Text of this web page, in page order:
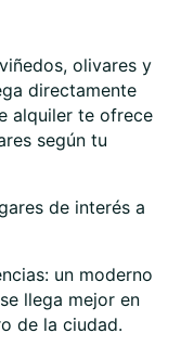
olivares y
directamente
alquiler te ofrece
según tu
de interés a
un moderno
llega mejor en
de la ciudad.